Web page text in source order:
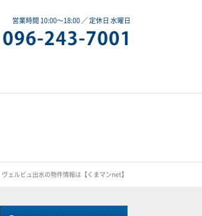
営業時間 10:00～18:00 ／ 定休日 水曜日
ヴェルビュ出水の物件情報は【くまマンnet】